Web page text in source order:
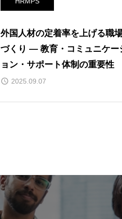
外国人材の定着率を上げる職
づくり ― 教育・コミュニケー
ョン・サポート体制の重要性
2025.09.07